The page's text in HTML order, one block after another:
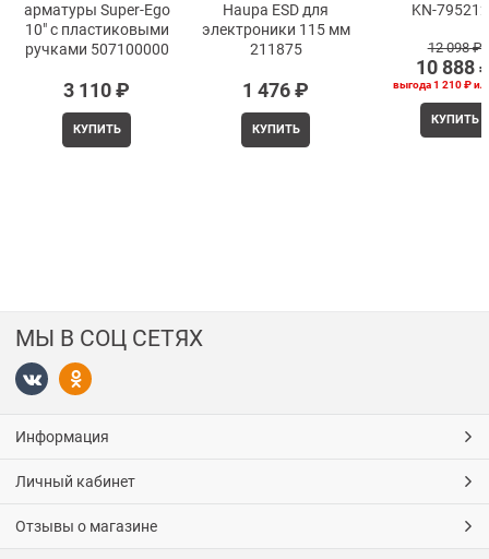
арматуры Super-Ego
10" с пластиковыми
ручками 507100000
3 110 ₽
КУПИТЬ
Haupa ESD для
электроники 115 мм
211875
1 476 ₽
КУПИТЬ
KN-
12 098 ₽
10 888
выгода1 210 ₽
КУПИТЬ
МЫ В СОЦ СЕТЯХ
Информация
Личный кабинет
Отзывы о магазине